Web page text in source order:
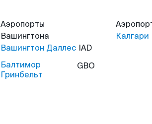
Аэропорты
Вашингтона
Вашингтон Даллес IAD
Балтимор
Гринбельт
GBO
Калгари